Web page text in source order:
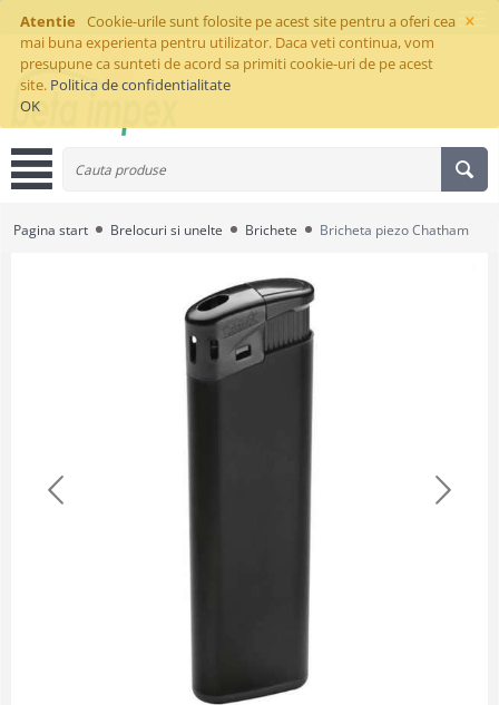
×
Atentie
Cookie-urile sunt folosite pe acest site pentru a oferi cea
mai buna experienta pentru utilizator. Daca veti continua, vom
presupune ca sunteti de acord sa primiti cookie-uri de pe acest
site. Politica de confidentialitate
OK
Pagina start Brelocuri si unelte Brichete Bricheta piezo Chatham